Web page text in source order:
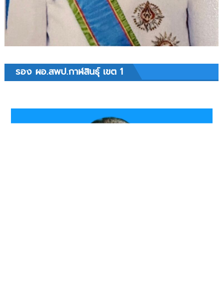
รอง ผอ.สพป.กาฬสินธุ์ เขต 1